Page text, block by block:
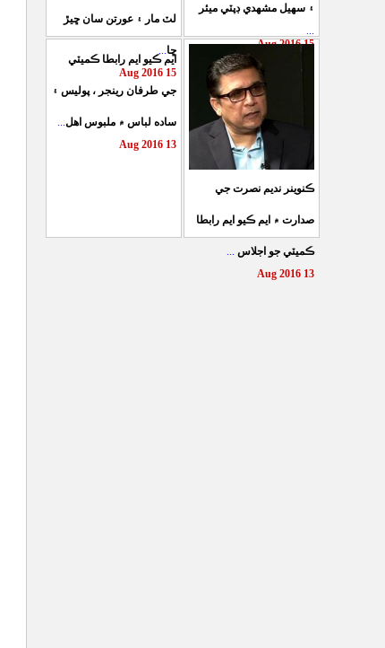
لٽ مار ۽ عورتن سان ڇيڙ
ڇا...
15 Aug 2016
۽ سهيل مشهدي ڊپٽي ميئر
...
15 Aug 2016
ايم ڪيو ايم رابطا ڪميٽي
جي طرفان رينجر ، پوليس ۽
ساده لباس ۾ ملبوس اهل...
13 Aug 2016
ڪنوينر نديم نصرت جي
صدارت ۾ ايم ڪيو ايم رابطا
ڪميٽي جو اجلاس ...
13 Aug 2016